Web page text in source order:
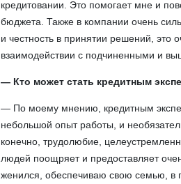
кредитовании. Это помогает мне и
бюджета. Также в компании очень
и честность в принятии решений, это
взаимодействии с подчиненными и
— Кто может стать кредитным
— По моему мнению, кредитным
небольшой опыт работы, и
конечно, трудолюбие,
людей поощряет и предоставляет
женился, обеспечиваю свою семью, в